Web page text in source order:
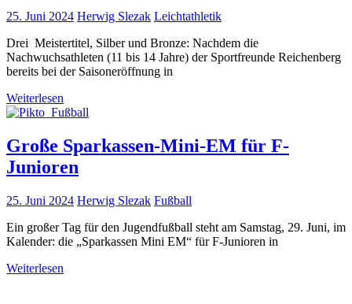
25. Juni 2024 Herwig Slezak Leichtathletik
Drei Meistertitel, Silber und Bronze: Nachdem die
Nachwuchsathleten (11 bis 14 Jahre) der Sportfreunde Reichenberg
bereits bei der Saisoneröffnung in
Weiterlesen
Große Sparkassen-Mini-EM für F-
Junioren
25. Juni 2024 Herwig Slezak Fußball
Ein großer Tag für den Jugendfußball steht am Samstag, 29. Juni, im
Kalender: die „Sparkassen Mini EM“ für F-Junioren in
Weiterlesen